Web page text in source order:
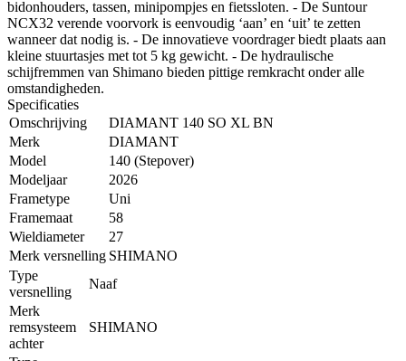
bidonhouders, tassen, minipompjes en fietssloten. - De Suntour
NCX32 verende voorvork is eenvoudig ‘aan’ en ‘uit’ te zetten
wanneer dat nodig is. - De innovatieve voordrager biedt plaats aan
kleine stuurtasjes met tot 5 kg gewicht. - De hydraulische
schijfremmen van Shimano bieden pittige remkracht onder alle
omstandigheden.
Specificaties
Omschrijving
DIAMANT 140 SO XL BN
Merk
DIAMANT
Model
140 (Stepover)
Modeljaar
2026
Frametype
Uni
Framemaat
58
Wieldiameter
27
Merk versnelling SHIMANO
Type
versnelling
Naaf
Merk
remsysteem
achter
SHIMANO